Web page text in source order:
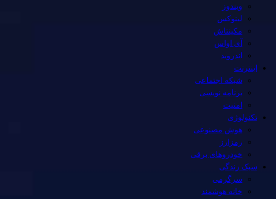
ویندوز
لینوکس
مکینتاش
آی اواس
اندروید
اینترنت
شبکه اجتماعی
برنامه نویسی
امنیت
تکنولوژی
هوش مصنوعی
رمزارز
خودروهای برقی
سبک زندگی
سرگرمی
خانه هوشمند